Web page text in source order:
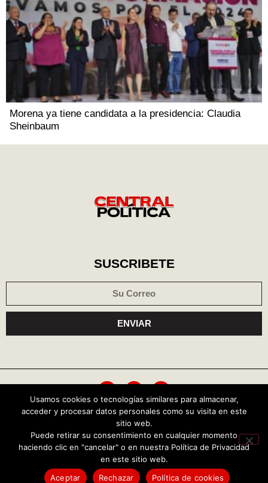
Morena ya tiene candidata a la presidencia: Claudia
Sheinbaum
SUSCRIBETE
ENVIAR
Copyright © 2026 Central Política
Política de cookies Aviso de privacidad
TENDENCIAS HOY
Usamos cookies o tecnologías similares para almacenar,
acceder y procesar datos personales como su visita en este
sitio web.
Puede retirar su consentimiento en cualquier momento
haciendo clic en "cancelar" o en nuestra Política de Privacidad
en este sitio web.
Aceptar
Rechazar Política de cookies